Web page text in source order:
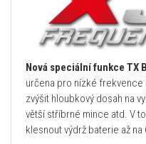
Nová speciální funkce TX
určena pro nízké frekvence
zvýšit hloubkový dosah na
větší stříbrné mince atd. V
klesnout výdrž baterie až na